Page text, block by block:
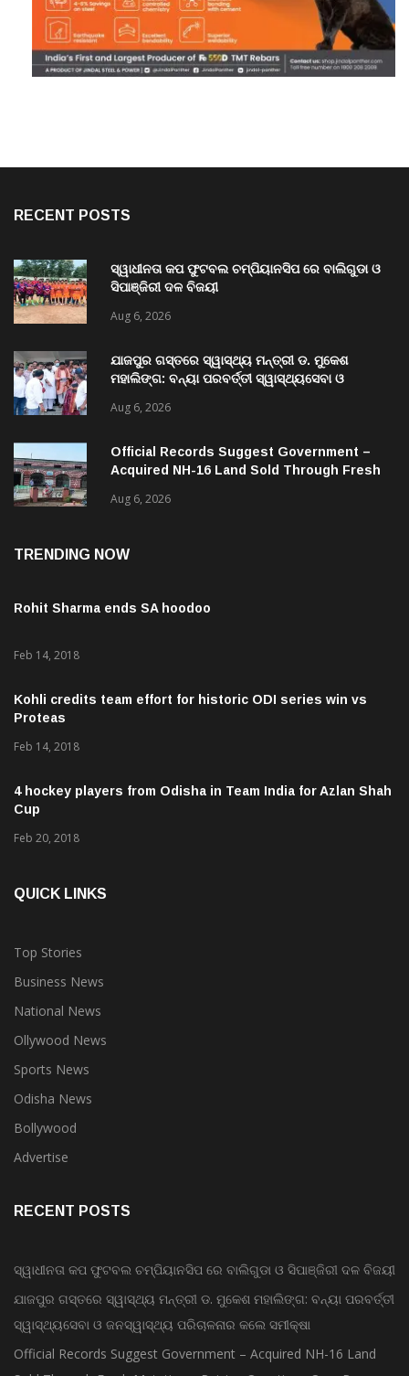
RECENT POSTS
ସ୍ୱାଧୀନତା କପ ଫୁଟବଲ ଚମ୍ପିୟାନସିପ ରେ ବାଲିଗୁଡା ଓ
ସିପାଞ୍ଜିରୀ ଦଳ ବିଜୟୀ
Aug 6, 2026
ଯାଜପୁର ଗସ୍ତରେ ସ୍ୱାସ୍ଥ୍ୟ ମନ୍ତ୍ରୀ ଡ. ମୁକେଶ
ମହାଲିଙ୍ଗ: ବନ୍ୟା ପରବର୍ତ୍ତୀ ସ୍ୱାସ୍ଥ୍ୟସେବା ଓ
Aug 6, 2026
Official Records Suggest Government –
Acquired NH-16 Land Sold Through Fresh
Revenue Lapses.
Aug 6, 2026
TRENDING NOW
Rohit Sharma ends SA hoodoo
Feb 14, 2018
Kohli credits team effort for historic ODI series win vs
Proteas
Feb 14, 2018
4 hockey players from Odisha in Team India for Azlan Shah
Cup
Feb 20, 2018
QUICK LINKS
Top Stories
Business News
National News
Ollywood News
Sports News
Odisha News
Bollywood
Advertise
RECENT POSTS
ସ୍ୱାଧୀନତା କପ ଫୁଟବଲ ଚମ୍ପିୟାନସିପ ରେ ବାଲିଗୁଡା ଓ ସିପାଞ୍ଜିରୀ ଦଳ ବିଜୟୀ
ଯାଜପୁର ଗସ୍ତରେ ସ୍ୱାସ୍ଥ୍ୟ ମନ୍ତ୍ରୀ ଡ. ମୁକେଶ ମହାଲିଙ୍ଗ: ବନ୍ୟା ପରବର୍ତ୍ତୀ
ସ୍ୱାସ୍ଥ୍ୟସେବା ଓ ଜନସ୍ୱାସ୍ଥ୍ୟ ପରିଚାଳନାର କଲେ ସମୀକ୍ଷା
Official Records Suggest Government – Acquired NH-16 Land